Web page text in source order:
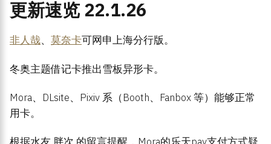
更新速览 22.1.26
非人哉、 莫奈卡可网申上海分行版。
冬奥主题借记卡推出雪板异形卡。
Mora、DLsite、Pixiv 系（Booth、Fanbox 等）能够正常
用卡。